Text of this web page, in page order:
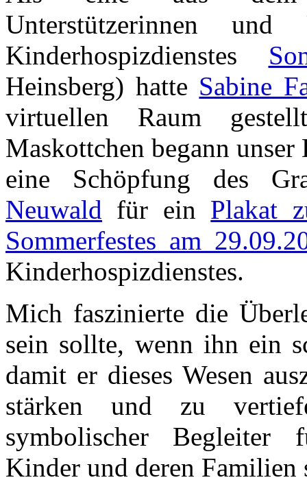
Unterstützerinnen und
Kinderhospizdienstes
Heinsberg) hatte Sabine
virtuellen Raum
Maskottchen begann
eine Schöpfung des
Neuwald für ein Plakat
Sommerfestes am
Kinderhospizdienstes.
Mich faszinierte die
sein sollte, wenn ihn ein
damit er dieses Wesen
stärken und zu
symbolischer Begleiter
Kinder und deren Familien